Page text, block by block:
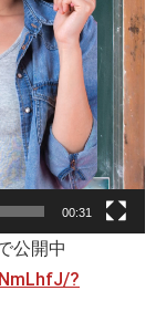
00:31
公開中
?